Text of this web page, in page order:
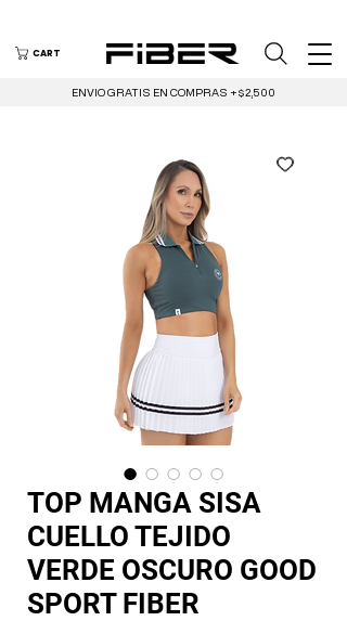
CART
ENVIO GRATIS EN COMPRAS +$2,500
TOP MANGA SISA
CUELLO TEJIDO
VERDE OSCURO GOOD
SPORT FIBER